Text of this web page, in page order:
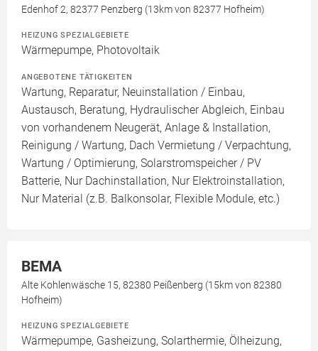
Edenhof 2, 82377 Penzberg (13km von 82377 Hofheim)
HEIZUNG SPEZIALGEBIETE
Wärmepumpe, Photovoltaik
ANGEBOTENE TÄTIGKEITEN
Wartung, Reparatur, Neuinstallation / Einbau,
Austausch, Beratung, Hydraulischer Abgleich, Einbau
von vorhandenem Neugerät, Anlage & Installation,
Reinigung / Wartung, Dach Vermietung / Verpachtung,
Wartung / Optimierung, Solarstromspeicher / PV
Batterie, Nur Dachinstallation, Nur Elektroinstallation,
Nur Material (z.B. Balkonsolar, Flexible Module, etc.)
BEMA
Alte Kohlenwäsche 15, 82380 Peißenberg (15km von 82380
Hofheim)
HEIZUNG SPEZIALGEBIETE
Wärmepumpe, Gasheizung, Solarthermie, Ölheizung,